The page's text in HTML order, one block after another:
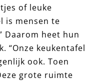
of leuke
is mensen te
Daarom heet hun
“Onze keukentafel
ook. Toen
grote ruimte